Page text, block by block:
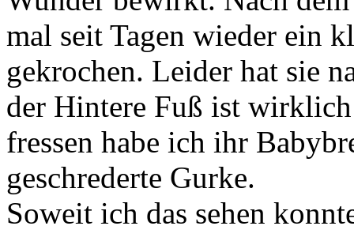
mal seit Tagen wieder ein
gekrochen. Leider hat sie
der Hintere Fuß ist
fressen habe ich ihr
geschrederte Gurke.
Soweit ich das sehen